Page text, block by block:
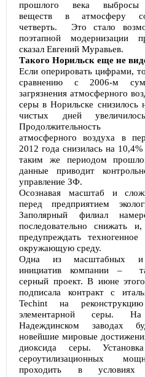
прошлого века выбросы
веществ в атмосферу
четверть. Это стало
поэтапной модернизации
сказал Евгений Муравьев.
Такого Норильск еще не
Если оперировать цифрами,
сравнению с 2006-м
загрязнения атмосферного
серы в Норильске снизилось
чистых дней
Продолжительность
атмосферного воздуха в
2012 года снизилась на
таким же периодом
данные приводит
управление ЗФ.
Осознавая масштаб и
перед предприятием
Заполярный филиал
последовательно снижать
предупреждать техногенное
окружающую среду.
Одна из масштабных и
инициатив компании –
серный проект. В июне
подписала контракт с
Techint на реконструкцию
элементарной серы.
Надеждинском заводах
новейшие мировые
диоксида серы.
сероутилизационных
проходить в условиях